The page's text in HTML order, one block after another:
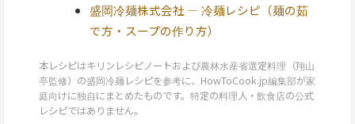
盛岡冷麺株式会社 — 冷麺レシピ（麺の茹
で方・スープの作り方）
本レシピはキリンレシピノートおよび農林水産省選定料理（翔山
亭監修）の盛岡冷麺レシピを参考に、HowToCook.jp編集部が家
庭向けに独自にまとめたものです。特定の料理人・飲食店の公式
レシピではありません。